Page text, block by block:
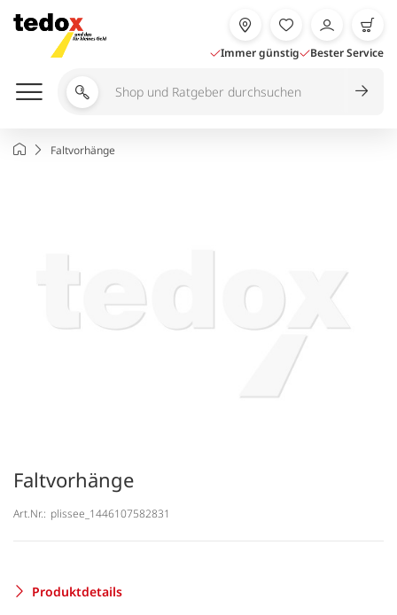
Inhalt
springen
Immer günstig Bester Service
Shop
durchsuchen
StartseiteFaltvorhänge
Faltvorhänge
Art.Nr.: plissee_1446107582831
Produktdetails